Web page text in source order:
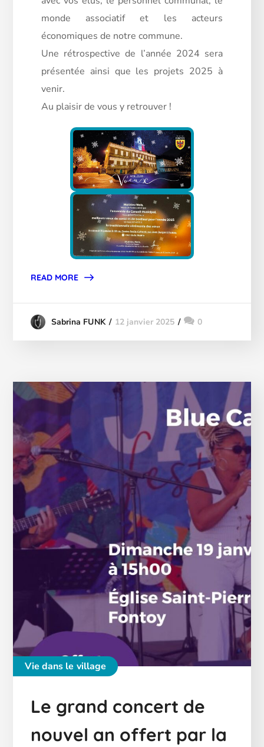
monde associatif et les acteurs
économiques de notre commune.
Une rétrospective de l’année 2024 sera
présentée ainsi que les projets 2025 à
venir.
Au plaisir de vous y retrouver !
READ MORE
Sabrina FUNK 12 janvier 2025 0
Vie dans le village
Le grand concert de
nouvel an offert par la